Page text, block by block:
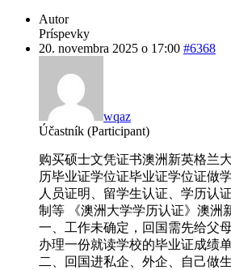
Autor
Príspevky
20. novembra 2025 o 17:00 #6368
wqaz
Účastník (Participant)
购买硕士文凭证书澳洲新英格兰
历毕业证学位证毕业证学位证做
人员证明、留学生认证、学历认
制等 《澳洲大学学历认证》澳洲
一、工作未确定，回国需先给父
办理一份就读学校的毕业证成绩单
二、回国进私企、外企、自己做